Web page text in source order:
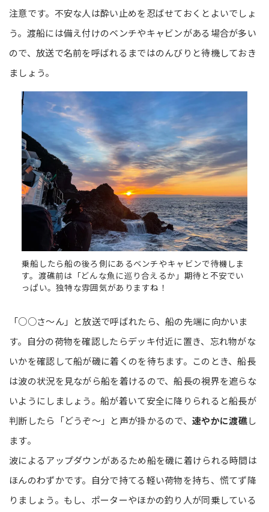
注意です。不安な人は酔い止めを忍ばせておくとよいでしょ
う。渡船には備え付けのベンチやキャビンがある場合が多い
ので、放送で名前を呼ばれるまではのんびりと待機しておき
ましょう。
乗船したら船の後ろ側にあるベンチやキャビンで待機しま
す。渡礁前は「どんな魚に巡り合えるか」期待と不安でい
っぱい。独特な雰囲気がありますね！
「○○さ～ん」と放送で呼ばれたら、船の先端に向かいま
す。自分の荷物を確認したらデッキ付近に置き、忘れ物がな
いかを確認して船が磯に着くのを待ちます。このとき、船長
は波の状況を見ながら船を着けるので、船長の視界を遮らな
いようにしましょう。船が着いて安全に降りられると船長が
判断したら「どうぞ～」と声が掛かるので、速やかに渡礁し
ます。
波によるアップダウンがあるため船を磯に着けられる時間は
ほんのわずかです。自分で持てる軽い荷物を持ち、慌てず降
りましょう。もし、ポーターやほかの釣り人が同乗している